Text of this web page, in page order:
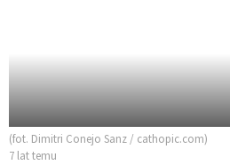
(fot. Dimitri Conejo Sanz / cathopic.com)
7 lat temu